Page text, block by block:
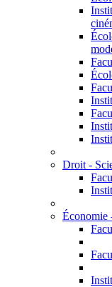
Droit -
Économie